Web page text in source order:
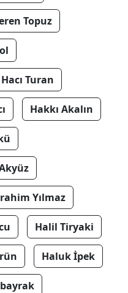
Topuz
Hacı Turan
Hakkı Akalın
Yılmaz
Halil Tiryaki
Haluk İpek